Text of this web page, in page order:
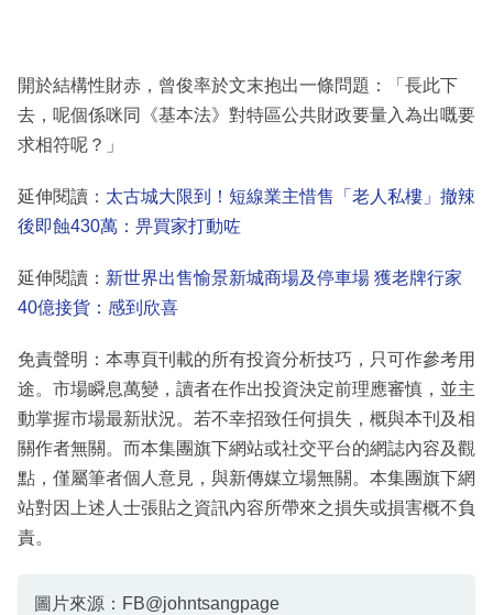
開於結構性財赤，曾俊率於文末抱出一條問題：「長此下
去，呢個係咪同《基本法》對特區公共財政要量入為出嘅要
求相符呢？」
延伸閱讀： 太古城大限到！短線業主惜售「老人私樓」撤辣
後即蝕430萬：畀買家打動咗
延伸閱讀： 新世界出售愉景新城商場及停車場 獲老牌行家
40億接貨：感到欣喜
免責聲明：本專頁刊載的所有投資分析技巧，只可作參考用
途。市場瞬息萬變，讀者在作出投資決定前理應審慎，並主
動掌握市場最新狀況。若不幸招致任何損失，概與本刊及相
關作者無關。而本集團旗下網站或社交平台的網誌內容及觀
點，僅屬筆者個人意見，與新傳媒立場無關。本集團旗下網
站對因上述人士張貼之資訊內容所帶來之損失或損害概不負
責。
圖片來源：FB@johntsangpage